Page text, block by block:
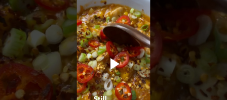
Play